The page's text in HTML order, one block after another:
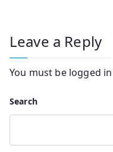
Leave a Reply
You must be logged in
Search